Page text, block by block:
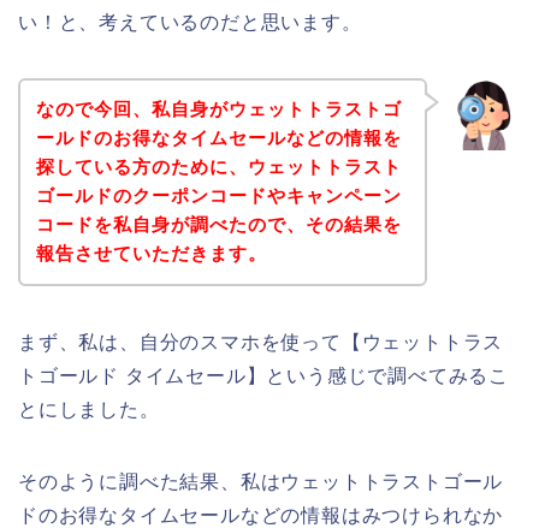
い！と、考えているのだと思います。
なので今回、私自身がウェットトラストゴ
ールドのお得なタイムセールなどの情報を
探している方のために、ウェットトラスト
ゴールドのクーポンコードやキャンペーン
コードを私自身が調べたので、その結果を
報告させていただきます。
まず、私は、自分のスマホを使って【ウェットトラス
トゴールド タイムセール】という感じで調べてみるこ
とにしました。
そのように調べた結果、私はウェットトラストゴール
ドのお得なタイムセールなどの情報はみつけられなか